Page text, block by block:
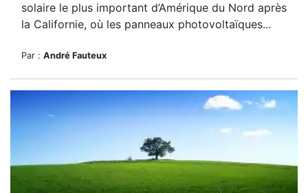
solaire le plus important d’Amérique du Nord après
la Californie, où les panneaux photovoltaïques...
Par : André Fauteux